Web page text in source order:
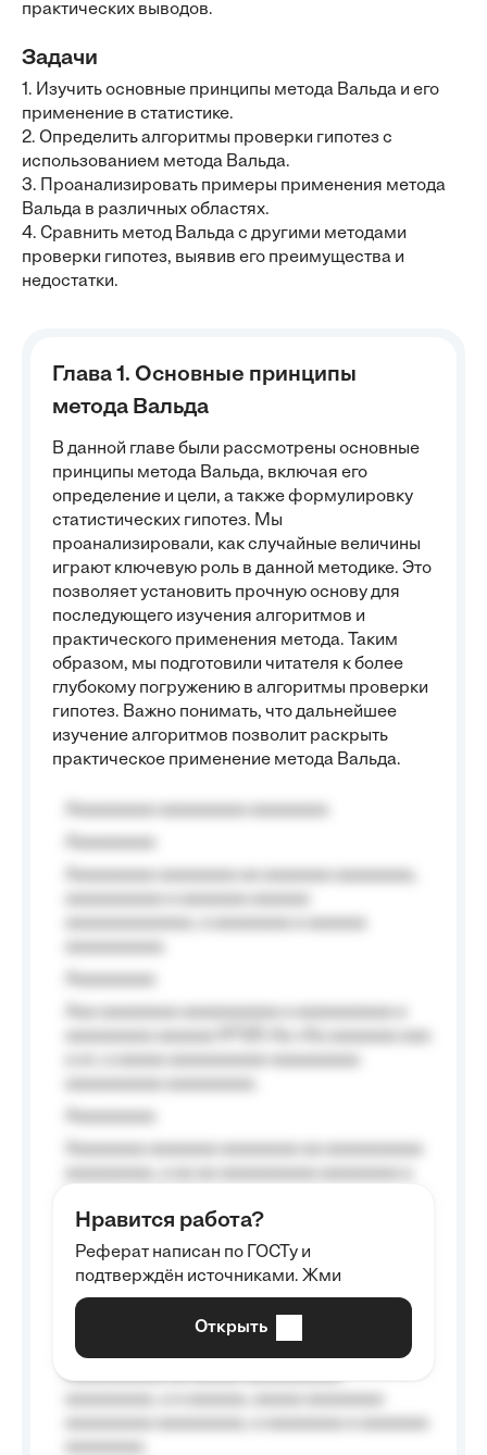
практических выводов.
Задачи
1. Изучить основные принципы метода Вальда и его
применение в статистике.
2. Определить алгоритмы проверки гипотез с
использованием метода Вальда.
3. Проанализировать примеры применения метода
Вальда в различных областях.
4. Сравнить метод Вальда с другими методами
проверки гипотез, выявив его преимущества и
недостатки.
Глава 1. Основные принципы
метода Вальда
В данной главе были рассмотрены основные
принципы метода Вальда, включая его
определение и цели, а также формулировку
статистических гипотез. Мы
проанализировали, как случайные величины
играют ключевую роль в данной методике. Это
позволяет установить прочную основу для
последующего изучения алгоритмов и
практического применения метода. Таким
образом, мы подготовили читателя к более
глубокому погружению в алгоритмы проверки
гипотез. Важно понимать, что дальнейшее
изучение алгоритмов позволит раскрыть
практическое применение метода Вальда.
Aaaaaaaaa
Aaaaaaaaaa aa aaa aaaaaaaaa, a aaa
aaaaaaaaaa aaa, a aaaaaaaaaa, aaaaaa
aaaaaa a aaaaaa.
Aaaaaa-aaaaaaaaaaa aaaaaa
Aaaaaaaaaa aa aaaaa aaaaaaaaaa
Нравится работа?
Реферат написан по ГОСТу и
подтверждён источниками. Жми
Открыть